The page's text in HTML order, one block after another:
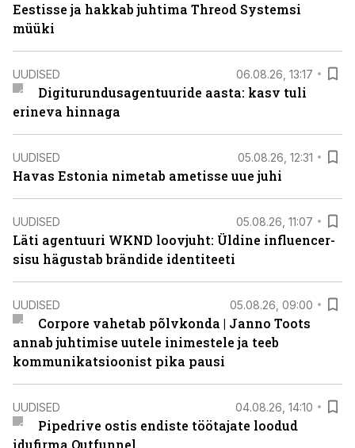
Eestisse ja hakkab juhtima Threod Systemsi
müüki
UUDISED 06.08.26, 13:17
Digiturundusagentuuride aasta: kasv tuli
erineva hinnaga
UUDISED 05.08.26, 12:31
Havas Estonia nimetab ametisse uue juhi
UUDISED 05.08.26, 11:07
Läti agentuuri WKND loovjuht: Üldine influencer-
sisu hägustab brändide identiteeti
UUDISED 05.08.26, 09:00
Corpore vahetab põlvkonda | Janno Toots
annab juhtimise uutele inimestele ja teeb
kommunikatsioonist pika pausi
UUDISED 04.08.26, 14:10
Pipedrive ostis endiste töötajate loodud
idufirma Outfunnel